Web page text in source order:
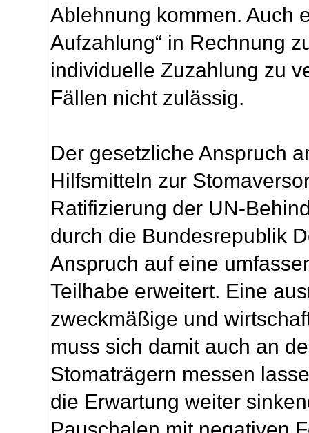
Ablehnung kommen. Auch
Aufzahlung“ in Rechnung
individuelle Zuzahlung zu
Fällen nicht zulässig.
Der gesetzliche Anspruch
Hilfsmitteln zur
Ratifizierung der UN-
durch die Bundesrepublik
Anspruch auf eine
Teilhabe erweitert. Eine
zweckmäßige und
muss sich damit auch an
Stomaträgern messen
die Erwartung weiter